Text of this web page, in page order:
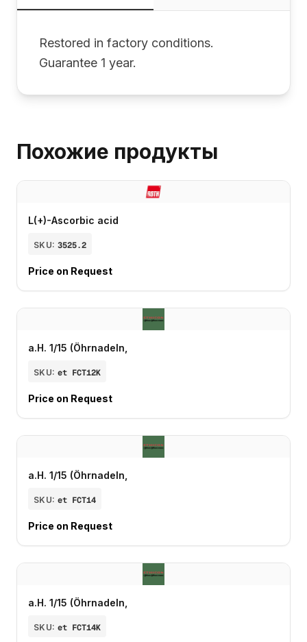
Restored in factory conditions.
Guarantee 1 year.
Похожие продукты
L(+)-Ascorbic acid
SKU: 3525.2
Price on Request
a.H. 1/15 (Öhrnadeln,
SKU: et FCT12K
Price on Request
a.H. 1/15 (Öhrnadeln,
SKU: et FCT14
Price on Request
a.H. 1/15 (Öhrnadeln,
SKU: et FCT14K